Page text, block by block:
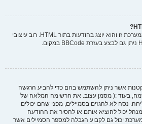
לא. אין אפשרות לשלוח HTML במערכת זו והוא יוצג בהודעות בתור HTML. רוב עיצובי
אשר ניתן להשתמש בהם כדי להביע הרגשה
בעוד :( מסמן עצוב. את הרשימה המלאה של
נסה לא להגזים בסמיילים, מפני שהם יכולים
יכול להוציא אותם או להסיר את ההודעה
יכול גם לקבוע הגבלה למספר הסמיילים אשר